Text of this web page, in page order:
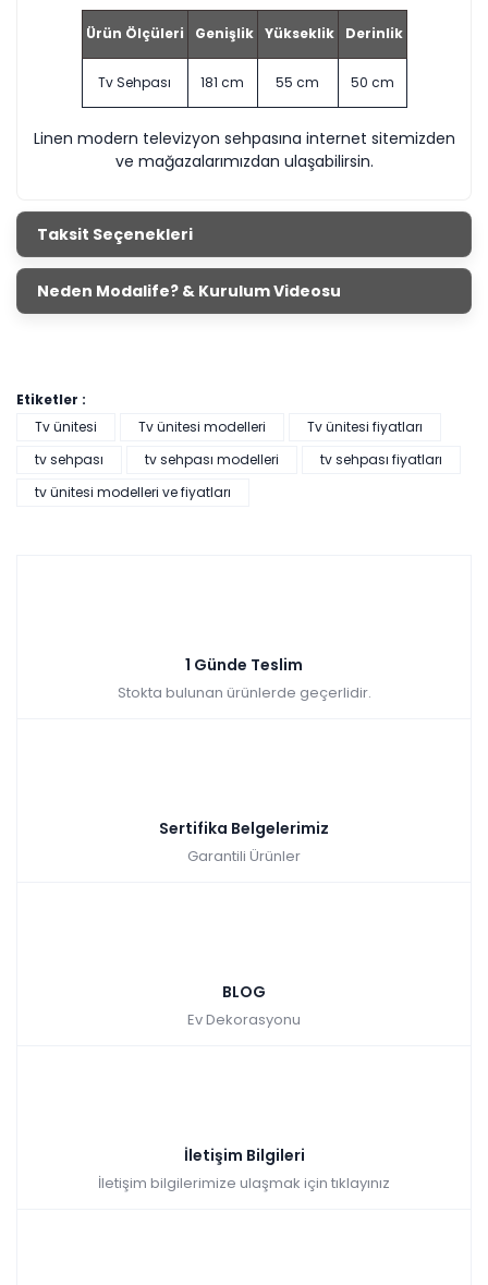
Ürün Ölçüleri Genişlik Yükseklik Derinlik
Tv Sehpası 181 cm 55 cm 50 cm
Linen modern televizyon sehpasına internet sitemizden
ve mağazalarımızdan ulaşabilirsin.
Taksit Seçenekleri
Neden Modalife? & Kurulum Videosu
Etiketler :
Tv ünitesi
Tv ünitesi modelleri
Tv ünitesi fiyatları
tv sehpası
tv sehpası modelleri
tv sehpası fiyatları
tv ünitesi modelleri ve fiyatları
1 Günde Teslim
Stokta bulunan ürünlerde geçerlidir.
Sertifika Belgelerimiz
Garantili Ürünler
BLOG
Ev Dekorasyonu
İletişim Bilgileri
İletişim bilgilerimize ulaşmak için tıklayınız